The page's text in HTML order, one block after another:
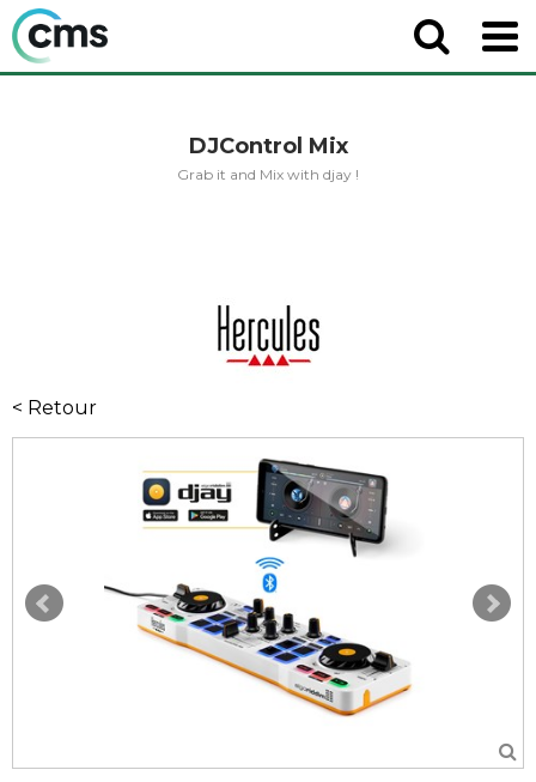
DJControl Mix
Grab it and Mix with djay !
< Retour